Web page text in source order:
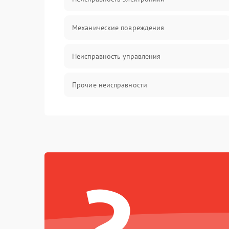
Механические повреждения
Неисправность управления
Прочие неисправности